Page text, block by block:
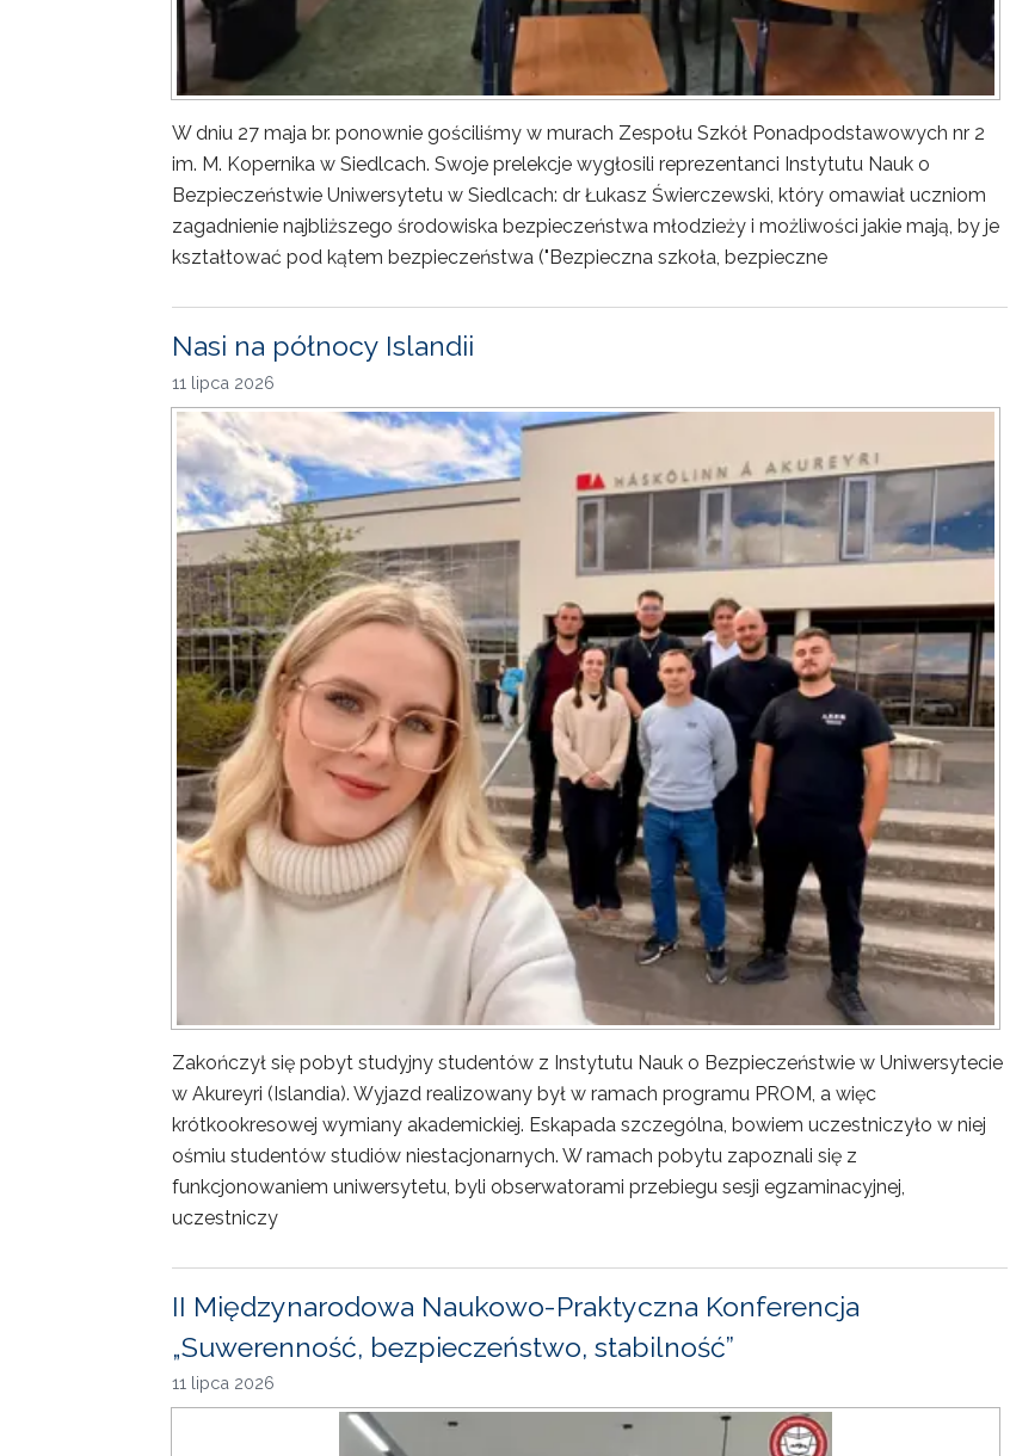
W dniu 27 maja br. ponownie gościliśmy w murach Zespołu Szkół Ponadpodstawowych nr 2
im. M. Kopernika w Siedlcach. Swoje prelekcje wygłosili reprezentanci Instytutu Nauk o
Bezpieczeństwie Uniwersytetu w Siedlcach: dr Łukasz Świerczewski, który omawiał uczniom
zagadnienie najbliższego środowiska bezpieczeństwa młodzieży i możliwości jakie mają, by je
kształtować pod kątem bezpieczeństwa ("Bezpieczna szkoła, bezpieczne
Nasi na północy Islandii
11 lipca 2026
Zakończył się pobyt studyjny studentów z Instytutu Nauk o Bezpieczeństwie w Uniwersytecie
w Akureyri (Islandia). Wyjazd realizowany był w ramach programu PROM, a więc
krótkookresowej wymiany akademickiej. Eskapada szczególna, bowiem uczestniczyło w niej
ośmiu studentów studiów niestacjonarnych. W ramach pobytu zapoznali się z
funkcjonowaniem uniwersytetu, byli obserwatorami przebiegu sesji egzaminacyjnej,
uczestniczy
II Międzynarodowa Naukowo-Praktyczna Konferencja
„Suwerenność, bezpieczeństwo, stabilność”
11 lipca 2026